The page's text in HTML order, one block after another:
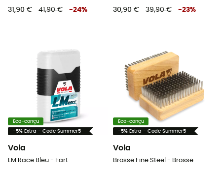
31,90 € 41,90 € -24% 30,90 € 39,90 € -23%
Eco-conçu
-5% Extra - Code Summer5
Vola
LM Race Bleu - Fart
Eco-conçu
-5% Extra - Code Summer5
Vola
Brosse Fine Steel - Brosse